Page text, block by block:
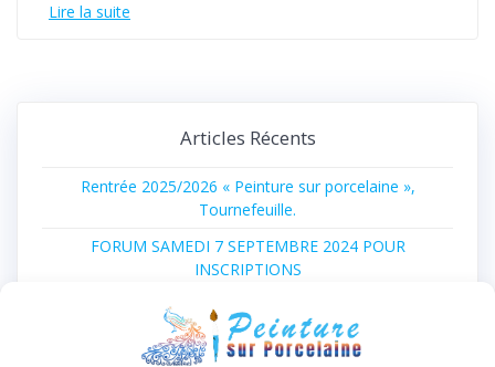
Lire la suite
Articles Récents
Rentrée 2025/2026 « Peinture sur porcelaine »,
Tournefeuille.
FORUM SAMEDI 7 SEPTEMBRE 2024 POUR
INSCRIPTIONS
STAGE TECHNIQUE « LUSTRE EN PORCELAINE »
LES INSCRIPTIONS POUR 2023